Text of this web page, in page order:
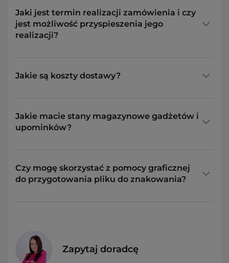
Jaki jest termin realizacji zamówienia i czy
jest możliwość przyspieszenia jego
realizacji?
Jakie są koszty dostawy?
Jakie macie stany magazynowe gadżetów i
upominków?
Czy mogę skorzystać z pomocy graficznej
do przygotowania pliku do znakowania?
Zapytaj doradcę